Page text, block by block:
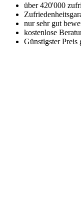
über 420'000
nur sehr gut
kostenlose
Günstigster Preis